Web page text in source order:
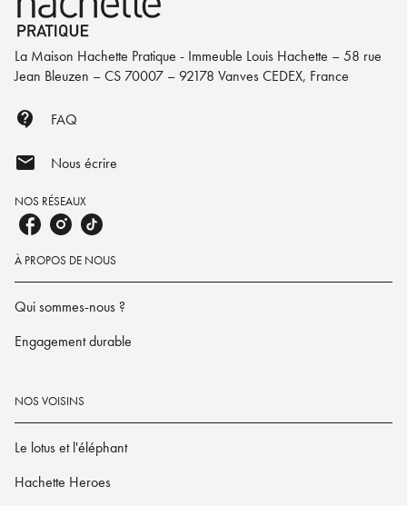
La Maison Hachette Pratique - Immeuble Louis Hachette – 58 rue
Jean Bleuzen – CS 70007 – 92178 Vanves CEDEX, France
contact_support FAQ
mail Nous écrire
NOS RÉSEAUX
À PROPOS DE NOUS
Qui sommes-nous ?
Engagement durable
NOS VOISINS
Le lotus et l'éléphant
Hachette Heroes